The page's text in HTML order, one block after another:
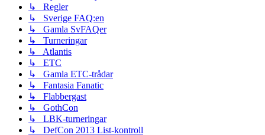
↳ Regler
↳ Sverige FAQ:en
↳ Gamla SvFAQer
↳ Turneringar
↳ Atlantis
↳ ETC
↳ Gamla ETC-trådar
↳ Fantasia Fanatic
↳ Flabbergast
↳ GothCon
↳ LBK-turneringar
↳ DefCon 2013 List-kontroll